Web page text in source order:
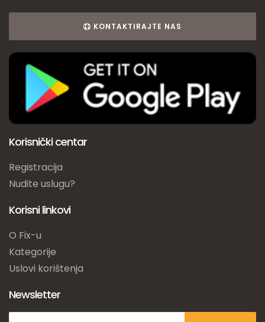
KONTAKTIRAJTE NAS
Korisnički centar
Registracija
Nudite uslugu?
Korisni linkovi
O Fix-u
Kategorije
Uslovi korištenja
Newsletter